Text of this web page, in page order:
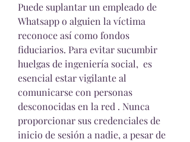
Puede suplantar un empleado de
Whatsapp o alguien la víctima
reconoce así como fondos
fiduciarios. Para evitar sucumbir
huelgas de ingeniería social,  es
esencial estar vigilante al
comunicarse con personas
desconocidas en la red . Nunca
proporcionar sus credenciales de
inicio de sesión a nadie, a pesar de